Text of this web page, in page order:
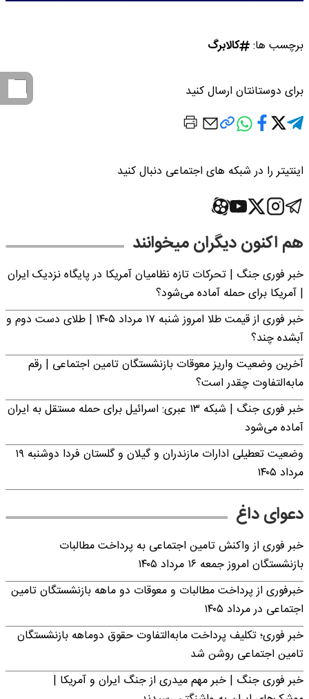
برچسب ها: کالابرگ
برای دوستانتان ارسال کنید
اینتیتر را در شبکه های اجتماعی دنبال کنید
هم اکنون دیگران میخوانند
خبر فوری جنگ | تحرکات تازه نظامیان آمریکا در پایگاه نزدیک ایران
| آمریکا برای حمله آماده می‌شود؟
خبر فوری از قیمت طلا امروز شنبه ۱۷ مرداد ۱۴۰۵ | طلای دست دوم و
آبشده چند؟
آخرین وضعیت واریز معوقات بازنشستگان تامین اجتماعی | رقم
مابه‌التفاوت چقدر است؟
خبر فوری جنگ | شبکه ۱۳ عبری: اسرائیل برای حمله مستقل به ایران
آماده می‌شود
وضعیت تعطیلی ادارات مازندران و گیلان و گلستان فردا دوشنبه ۱۹
مرداد ۱۴۰۵
دعوای داغ
خبر فوری از واکنش تامین اجتماعی به پرداخت مطالبات
بازنشستگان امروز جمعه ۱۶ مرداد ۱۴۰۵
خبرفوری از پرداخت مطالبات و معوقات دو ماهه بازنشستگان تامین
اجتماعی در مرداد ۱۴۰۵
خبر فوری؛ تکلیف پرداخت مابه‌التفاوت حقوق دوماهه بازنشستگان
تامین اجتماعی روشن شد
خبر فوری جنگ | خبر مهم میدری از جنگ ایران و آمریکا |